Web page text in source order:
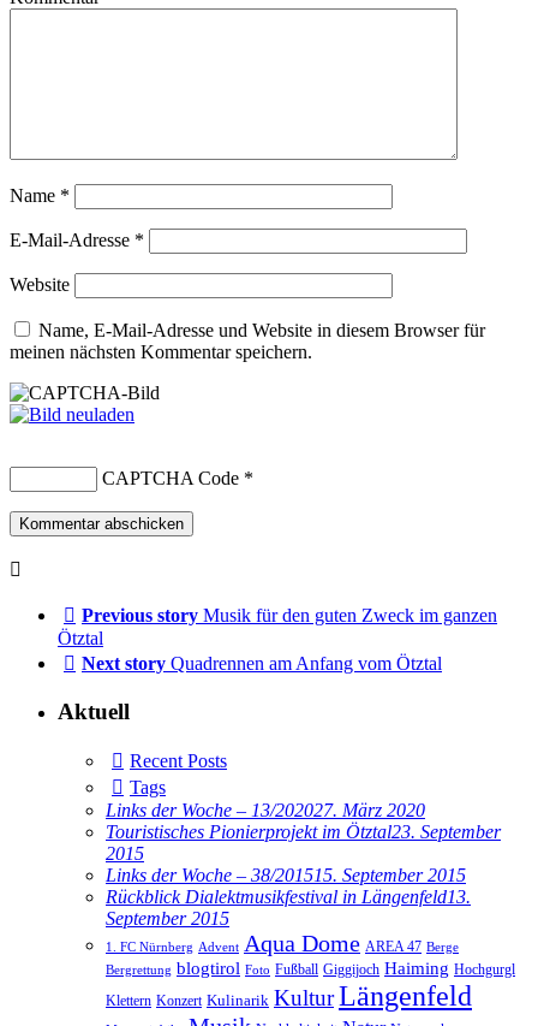
Name *
E-Mail-Adresse *
Website
Name, E-Mail-Adresse und Website in diesem Browser für
meinen nächsten Kommentar speichern.
CAPTCHA Code *
Previous story Musik für den guten Zweck im ganzen
Ötztal
Next story Quadrennen am Anfang vom Ötztal
Aktuell
Recent Posts
Tags
Links der Woche – 13/202027. März 2020
Touristisches Pionierprojekt im Ötztal23. September
2015
Links der Woche – 38/201515. September 2015
Rückblick Dialektmusikfestival in Längenfeld13.
September 2015
1. FC Nürnberg Advent Aqua Dome AREA 47 Berge
Bergrettung blogtirol Foto Fußball Giggijoch Haiming Hochgurgl
Klettern Konzert Kulinarik KulturLängenfeld